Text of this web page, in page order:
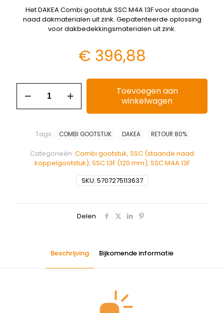
Het DAKEA Combi gootstuk SSC M4A 13F voor staande
naad dakmaterialen uit zink. Gepatenteerde oplossing
voor dakbedekkingsmaterialen uit zink.
€ 396,88
Toevoegen aan
winkelwagen
SKU: 5707275113637
Categorieën: Combi gootstuk, SSC (staande naad
koppelgootstuk), SSC 13F (120 mm), SSC M4A 13F
Tags: COMBI GOOTSTUK DAKEA RETOUR 80%
Delen
Beschrijving Bijkomende informatie